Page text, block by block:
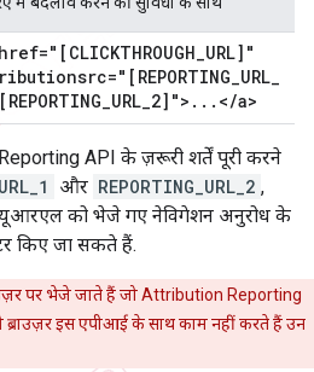
_URL]"
_URL_
_URL_2]"> . . . </a>
API के ज़रूरी शर्तें पूरी करने
और REPORTING_URL_2 ,
यूआरएल को भेजे गए नेविगेशन अनुरोध के
किए जा सकते हैं.
पर भेजे जाते हैं जो Attribution Reporting
इस एपीआई के साथ काम नहीं करते हैं उन